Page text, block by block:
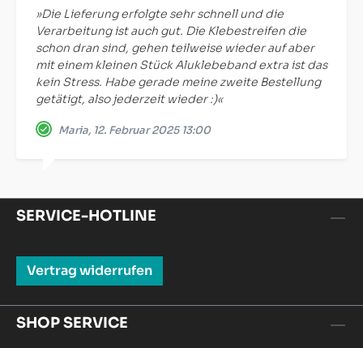
»Die Lieferung erfolgte sehr schnell und die
Verarbeitung ist auch gut. Die Klebestreifen die
schon dran sind, gehen teilweise wieder auf aber
mit einem kleinen Stück Aluklebeband extra ist das
kein Stress. Habe gerade meine zweite Bestellung
getätigt, also jederzeit wieder :)«
Maria, 12. Februar 2025 13:00
SERVICE-HOTLINE
Vertrag widerrufen
SHOP SERVICE